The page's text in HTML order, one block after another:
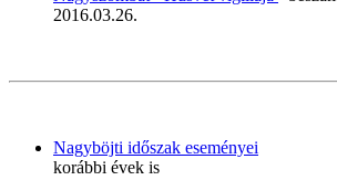
2016.03.26.
Nagyböjti időszak eseményei
korábbi évek is